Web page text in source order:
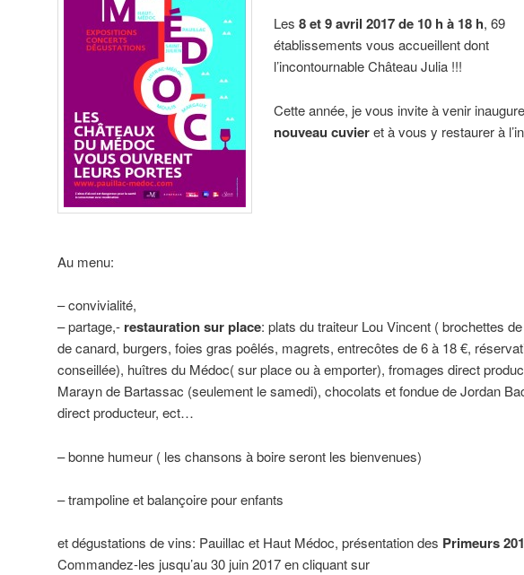
Les 8 et 9 avril 2017 de 10 h à 18 h, 69
établissements vous accueillent dont
l’incontournable Château Julia !!!
Cette année, je vous invite à venir
nouveau cuvieret à vous y restaurer à
Au menu:
– convivialité,
– partage,- restauration sur place: plats du traiteur Lou Vincent ( brochettes
de canard, burgers, foies gras poêlés, magrets, entrecôtes de 6 à 18 €,
conseillée), huîtres du Médoc( sur place ou à emporter), fromages direct
Marayn de Bartassac (seulement le samedi), chocolats et fondue de Jordan
direct producteur, ect…
– bonne humeur ( les chansons à boire seront les bienvenues)
– trampoline et balançoire pour enfants
et dégustations de vins: Pauillac et Haut Médoc, présentation des Primeurs
Commandez-les jusqu’au 30 juin 2017 en cliquant sur